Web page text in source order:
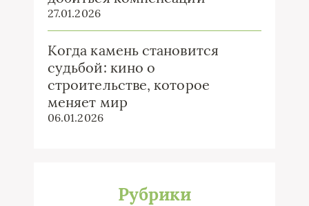
27.01.2026
Когда камень становится
судьбой: кино о
строительстве, которое
меняет мир
06.01.2026
Рубрики